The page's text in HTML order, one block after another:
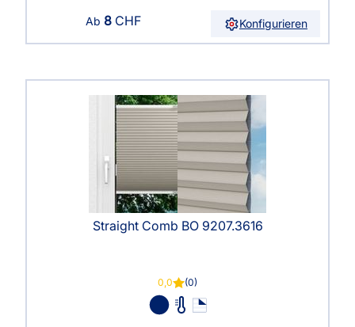
Ab 8 CHF Konfigurieren
Straight Comb BO 9207.3616
0,0 (0)